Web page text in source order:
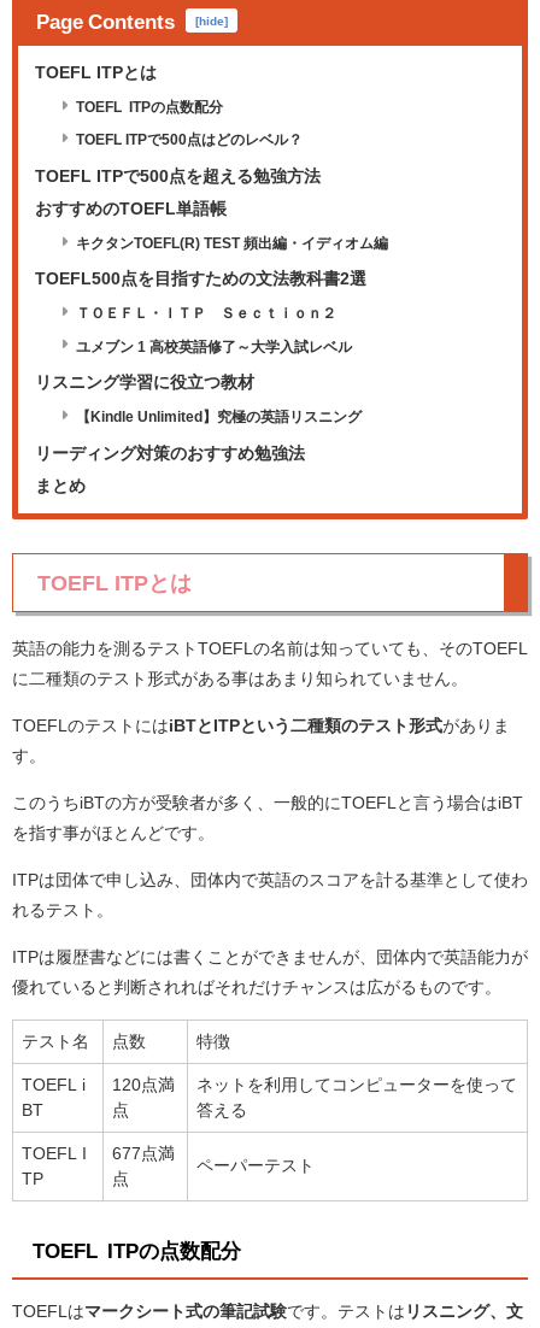
Page Contents [hide]
TOEFL ITPとは
TOEFL ITPの点数配分
TOEFL ITPで500点はどのレベル？
TOEFL ITPで500点を超える勉強方法
おすすめのTOEFL単語帳
キクタンTOEFL(R) TEST 頻出編・イディオム編
TOEFL500点を目指すための文法教科書2選
ＴＯＥＦＬ・ＩＴＰ Ｓｅｃｔｉｏｎ２
ユメブン 1 高校英語修了～大学入試レベル
リスニング学習に役立つ教材
【Kindle Unlimited】究極の英語リスニング
リーディング対策のおすすめ勉強法
まとめ
TOEFL ITPとは
英語の能力を測るテストTOEFLの名前は知っていても、そのTOEFL
に二種類のテスト形式がある事はあまり知られていません。
TOEFLのテストにはiBTとITPという二種類のテスト形式がありま
す。
このうちiBTの方が受験者が多く、一般的にTOEFLと言う場合はiBT
を指す事がほとんどです。
ITPは団体で申し込み、団体内で英語のスコアを計る基準として使わ
れるテスト。
ITPは履歴書などには書くことができませんが、団体内で英語能力が
優れていると判断されればそれだけチャンスは広がるものです。
テスト名 点数 特徴
TOEFL i
BT
120点満
点
ネットを利用してコンピューターを使って
答える
TOEFL I
TP
677点満
点
ペーパーテスト
TOEFL ITPの点数配分
TOEFLはマークシート式の筆記試験です。テストは リスニング、文